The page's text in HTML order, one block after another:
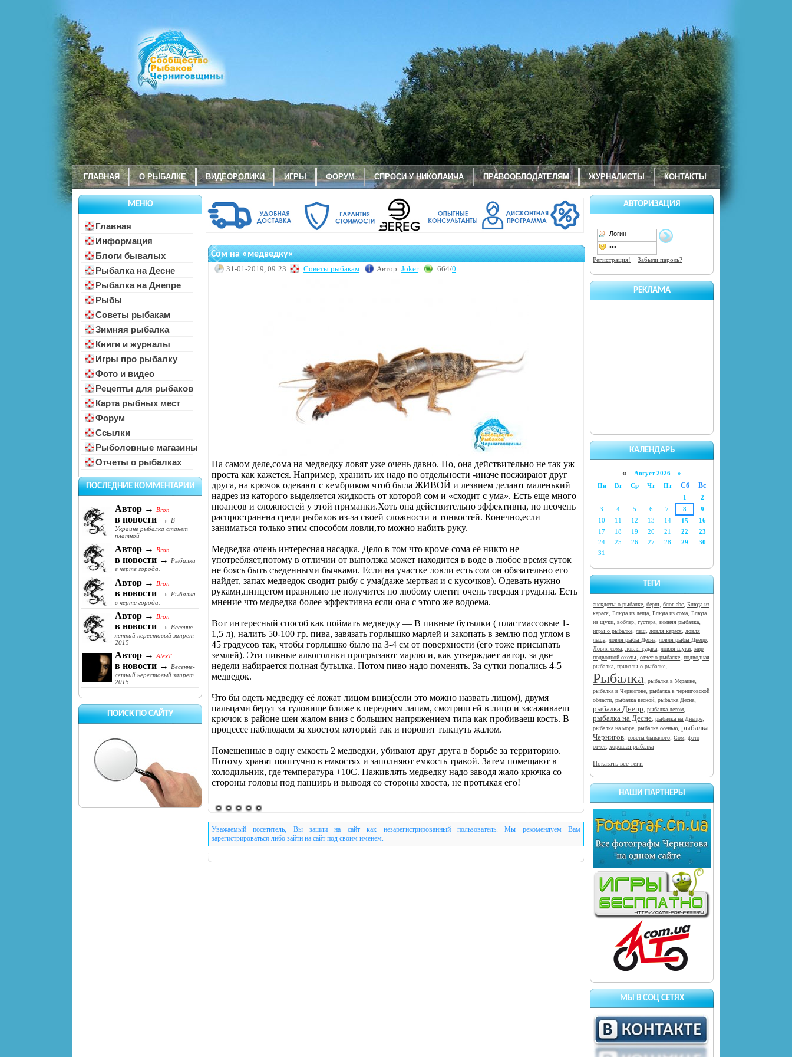
ГЛАВНАЯ О РЫБАЛКЕ ВИДЕОРОЛИКИ ИГРЫ ФОРУМ СПРОСИ У НИКОЛАИЧА ПРАВООБЛОДАТЕЛЯМ ЖУРНАЛИСТЫ КОНТАКТЫ
МЕНЮ
Главная
Информация
Блоги бывалых
Рыбалка на Десне
Рыбалка на Днепре
Рыбы
Советы рыбакам
Зимняя рыбалка
Книги и журналы
Игры про рыбалку
Фото и видео
Рецепты для рыбаков
Карта рыбных мест
Форум
Ссылки
Рыболовные магазины
Отчеты о рыбалках
ПОСЛЕДНИЕ КОММЕНТАРИИ
Автор → Bron
в новости →
В
Украине рыбалка станет
платной
Автор → Bron
в новости →
Рыбалка
в черте города.
Автор → Bron
в новости →
Рыбалка
в черте города.
Автор → Bron
в новости →
Весенне-
летний нерестовый запрет
2015
Автор → AlexT
в новости →
Весенне-
летний нерестовый запрет
2015
ПОИСК ПО САЙТУ
АВТОРИЗАЦИЯ
Регистрация! Забыли пароль?
РЕКЛАМА
КАЛЕНДАРЬ
« Август 2026 »
Пн
Вт Ср Чт Пт Сб Вс
1
2
3
4 5 6 7 8
9
10
11 12 13 14 15
16
17
18 19 20 21 22
23
24
25 26 27 28 29
30
31
ТЕГИ
анекдоты о рыбалке, берш, блог abc, Блюда из
карася, Блюда из леща, Блюда из сома, Блюда
из щуки, воблер, густера, зимняя рыбалка,
игры о рыбалке, лещ, ловля карася, ловля
леща, ловля рыбы Десна, ловля рыбы Днепр,
Ловля сома, ловля судака, ловля щуки, мир
подводной охоты, отчет о рыбалке, подводная
рыбалка, приколы о рыбалке,
Рыбалка, рыбалка в Украине,
рыбалка в Чернигове, рыбалка в черниговской
области, рыбалка весной, рыбалка Десна,
рыбалка Днепр, рыбалка летом,
рыбалка на Десне, рыбалка на Днепре,
рыбалка на море, рыбалка осенью, рыбалка
Чернигов, советы бывалого, Сом, фото
отчет, хорошая рыбалка
Показать все теги
НАШИ ПАРТНЕРЫ
МЫ В СОЦ СЕТЯХ
Сом на «медведку»
31-01-2019, 09:23 Советы рыбакам Автор: Joker 664/0
На самом деле,сома на медведку ловят уже очень давно. Но, она действительно не так уж
проста как кажется. Например, хранить их надо по отдельности -иначе посжирают друг
друга, на крючок одевают с кембриком чтоб была ЖИВОЙ и лезвием делают маленький
надрез из каторого выделяется жидкость от которой сом и «сходит с ума». Есть еще много
нюансов и сложностей у этой приманки.Хоть она действительно эффективна, но неочень
распространена среди рыбаков из-за своей сложности и тонкостей. Конечно,если
заниматься только этим способом ловли,то можно набить руку.
Медведка очень интересная насадка. Дело в том что кроме сома её никто не
употребляет,потому в отличии от выползка может находится в воде в любое время суток
не боясь быть съеденными бычками. Если на участке ловли есть сом он обязательно его
найдет, запах медведок сводит рыбу с ума(даже мертвая и с кусочков). Одевать нужно
руками,пинцетом правильно не получится по любому слетит очень твердая грудына. Есть
мнение что медведка более эффективна если она с этого же водоема.
Вот интересный способ как поймать медведку — В пивные бутылки ( пластмассовые 1-
1,5 л), налить 50-100 гр. пива, завязать горлышко марлей и закопать в землю под углом в
45 градусов так, чтобы горлышко было на 3-4 см от поверхности (его тоже присыпать
землей). Эти пивные алкоголики прогрызают марлю и, как утверждает автор, за две
недели набирается полная бутылка. Потом пиво надо поменять. За сутки попались 4-5
медведок.
Что бы одеть медведку её ложат лицом вниз(если это можно назвать лицом), двумя
пальцами берут за туловище ближе к передним лапам, смотриш ей в лицо и засаживаеш
крючок в районе шеи жалом вниз с большим напряжением типа как пробиваеш кость. В
процессе наблюдаем за хвостом который так и норовит тыкнуть жалом.
Помещенные в одну емкость 2 медведки, убивают друг друга в борьбе за территорию.
Потому хранят поштучно в емкостях и заполняют емкость травой. Затем помещают в
холодильник, где температура +10С. Наживлять медведку надо заводя жало крючка со
стороны головы под панцирь и выводя со стороны хвоста, не протыкая его!
Уважаемый посетитель, Вы зашли на сайт как незарегистрированный пользователь. Мы рекомендуем Вам
зарегистрироваться либо зайти на сайт под своим именем.